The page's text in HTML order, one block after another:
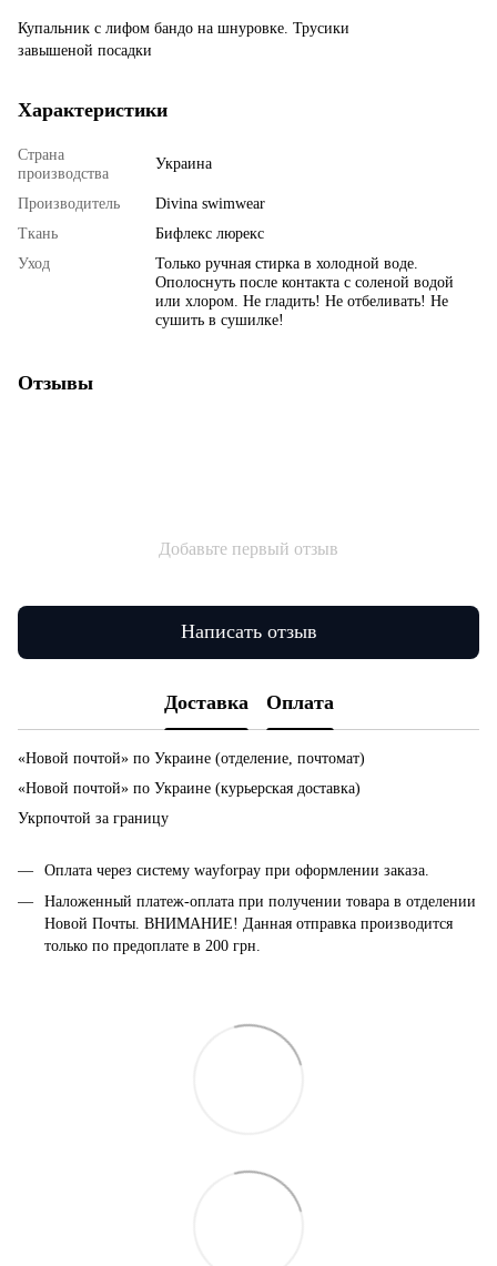
Купальник с лифом бандо на шнуровке. Трусики
завышеной посадки
Характеристики
Страна
производства
Украина
Производитель
Divina swimwear
Ткань
Бифлекс люрекс
Уход
Только ручная стирка в холодной воде.
Ополоснуть после контакта с соленой водой
или хлором. Не гладить! Не отбеливать! Не
сушить в сушилке!
Отзывы
Добавьте первый отзыв
Написать отзыв
Доставка Оплата
«Новой почтой» по Украине (отделение, почтомат)
«Новой почтой» по Украине (курьерская доставка)
Укрпочтой за границу
Оплата через систему wayforpay при оформлении заказа.
Наложенный платеж-оплата при получении товара в отделении
Новой Почты. ВНИМАНИЕ! Данная отправка производится
только по предоплате в 200 грн.